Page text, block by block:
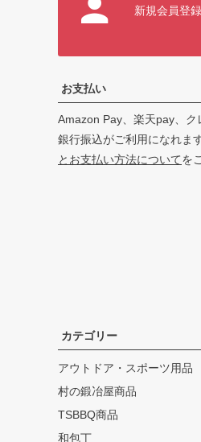
新規会員登
お支払い
Amazon Pay、楽天pay、ク
銀行振込がご利用になれま
とお支払い方法についてを
カテゴリー
アウトドア・スポーツ用品
村の鍛冶屋商品
TSBBQ商品
和包丁